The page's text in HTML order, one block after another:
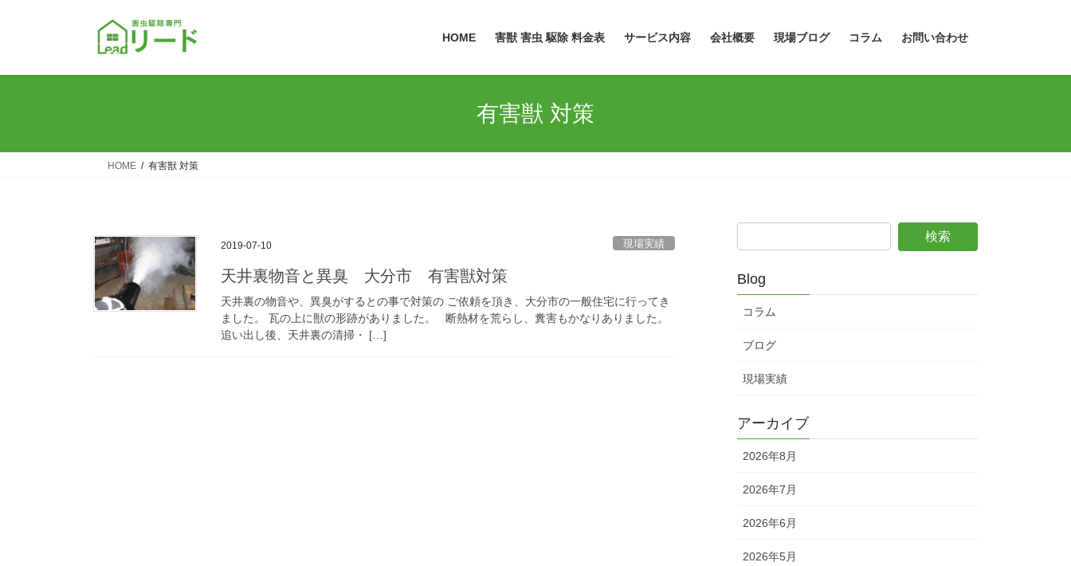
HOME 害獣 害虫 駆除 料金表 サービス内容 会社概要 現場ブログ コラム お問い合わせ
有害獣 対策
HOME 有害獣 対策
2019-07-10 現場実績
天井裏物音と異臭 大分市 有害獣対策
天井裏の物音や、異臭がするとの事で対策の ご依頼を頂き、大分市の一般住宅に行ってき
ました。 瓦の上に獣の形跡がありました。 断熱材を荒らし、糞害もかなりありました。
追い出し後、天井裏の清掃・ […]
Blog
コラム
ブログ
現場実績
アーカイブ
2026年8月
2026年7月
2026年6月
2026年5月